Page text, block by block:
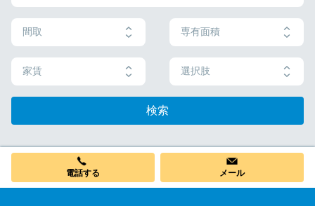
間取 専有面積
家賃 選択肢
検索
電話する メール